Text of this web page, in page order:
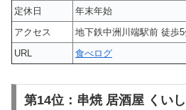
定休日
年末年始
アクセス
地下鉄中洲川端駅前 徒歩5
URL
食べログ
第14位：串焼 居酒屋 くい